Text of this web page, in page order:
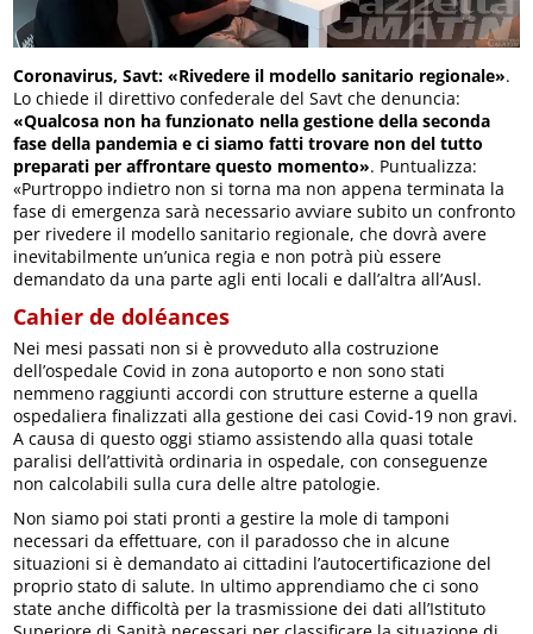
Coronavirus, Savt: «Rivedere il modello sanitario regionale».
Lo chiede il direttivo confederale del Savt che denuncia:
«Qualcosa non ha funzionato nella gestione della seconda
fase della pandemia e ci siamo fatti trovare non del tutto
preparati per affrontare questo momento». Puntualizza:
«Purtroppo indietro non si torna ma non appena terminata la
fase di emergenza sarà necessario avviare subito un confronto
per rivedere il modello sanitario regionale, che dovrà avere
inevitabilmente un’unica regia e non potrà più essere
demandato da una parte agli enti locali e dall’altra all’Ausl.
Cahier de doléances
Nei mesi passati non si è provveduto alla costruzione
dell’ospedale Covid in zona autoporto e non sono stati
nemmeno raggiunti accordi con strutture esterne a quella
ospedaliera finalizzati alla gestione dei casi Covid-19 non gravi.
A causa di questo oggi stiamo assistendo alla quasi totale
paralisi dell’attività ordinaria in ospedale, con conseguenze
non calcolabili sulla cura delle altre patologie.
Non siamo poi stati pronti a gestire la mole di tamponi
necessari da effettuare, con il paradosso che in alcune
situazioni si è demandato ai cittadini l’autocertificazione del
proprio stato di salute. In ultimo apprendiamo che ci sono
state anche difficoltà per la trasmissione dei dati all’Istituto